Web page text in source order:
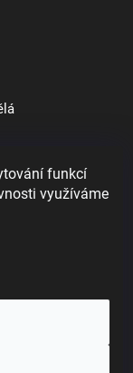
funkcí
využíváme